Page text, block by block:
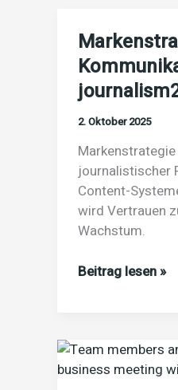
2. Oktober 2025
journalistischer
Content-
wird Vertrauen
Wachstum.
Markenstrategie
von
Beitrag lesen »